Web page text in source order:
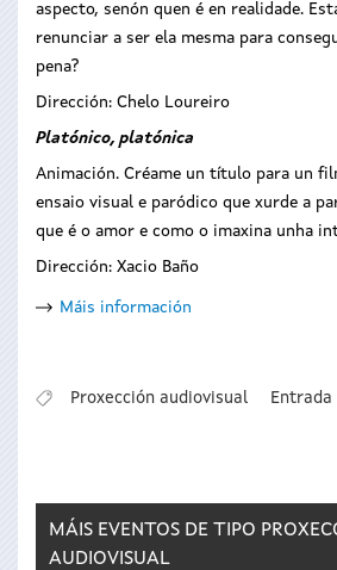
aspecto, senón quen é en realidade.
renunciar a ser ela mesma para
pena?
Dirección: Chelo Loureiro
Platónico, platónica
Animación. Créame un título para un
ensaio visual e paródico que xurde a
que é o amor e como o imaxina unha
Dirección: Xacio Baño
Máis información
Proxección audiovisual Entrada
MÁIS EVENTOS DE TIPO
AUDIOVISUAL